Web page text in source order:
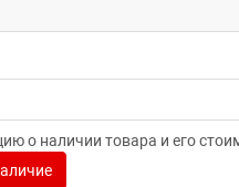
о наличии товара и его